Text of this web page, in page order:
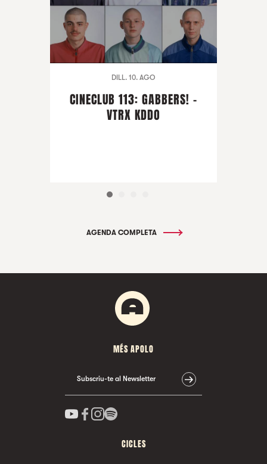
DILL. 10. AGO
CINECLUB 113: GABBERS! -
VTRX KDDO
AGENDA COMPLETA
MÉS APOLO
Subscriu-te al Newsletter
CICLES